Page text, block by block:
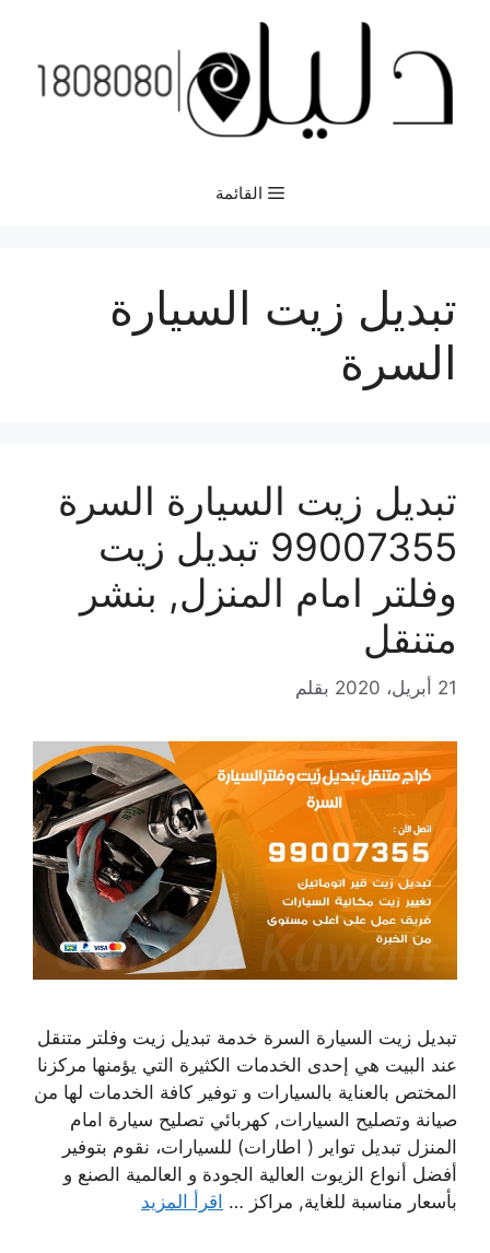
المحتوى
القائمة
تبديل زيت السيارة
السرة
تبديل زيت السيارة السرة
99007355 تبديل زيت
وفلتر امام المنزل, بنشر
متنقل
21 أبريل، 2020 بقلم
تبديل زيت السيارة السرة خدمة تبديل زيت وفلتر متنقل
عند البيت هي إحدى الخدمات الكثيرة التي يؤمنها مركزنا
المختص بالعناية بالسيارات و توفير كافة الخدمات لها من
صيانة وتصليح السيارات, كهربائي تصليح سيارة امام
المنزل تبديل تواير ( اطارات) للسيارات، نقوم بتوفير
أفضل أنواع الزيوت العالية الجودة و العالمية الصنع و
بأسعار مناسبة للغاية, مراكز … اقرأ المزيد